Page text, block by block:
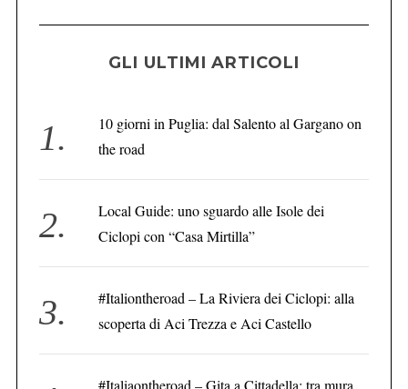
GLI ULTIMI ARTICOLI
10 giorni in Puglia: dal Salento al Gargano on
the road
Local Guide: uno sguardo alle Isole dei
Ciclopi con “Casa Mirtilla”
#Italiontheroad – La Riviera dei Ciclopi: alla
scoperta di Aci Trezza e Aci Castello
#Italiaontheroad – Gita a Cittadella: tra mura